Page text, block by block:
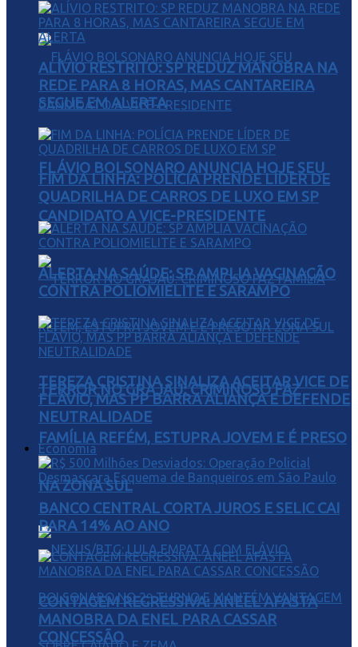
FLÁVIO BOLSONARO ANUNCIA HOJE SEU
CANDIDATO A VICE-PRESIDENTE
TERROR NO GRAJAÚ: CRIMINOSO FAZ
FAMÍLIA REFÉM, ESTUPRA JOVEM E É PRESO
NA ZONA SUL
ALÍVIO RESTRITO: SP REDUZ MANOBRA NA
REDE PARA 8 HORAS, MAS CANTAREIRA
SEGUE EM ALERTA
FIM DA LINHA: POLÍCIA PRENDE LÍDER DE
QUADRILHA DE CARROS DE LUXO EM SP
ALERTA NA SAÚDE: SP AMPLIA VACINAÇÃO
CONTRA POLIOMIELITE E SARAMPO
TEREZA CRISTINA SINALIZA ACEITAR VICE DE
FLÁVIO, MAS PP BARRA ALIANÇA E DEFENDE
NEUTRALIDADE
Economia
BANCO CENTRAL CORTA JUROS E SELIC CAI
PARA 14% AO ANO
CONTAGEM REGRESSIVA: ANEEL AFASTA
MANOBRA DA ENEL PARA CASSAR
CONCESSÃO